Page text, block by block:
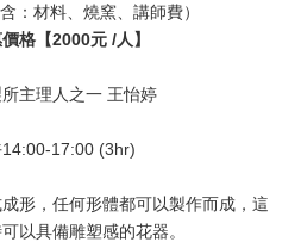
：材料、燒窯、講師費）
格【2000元 /人】
主理人之一 王怡婷
17:00 (3hr)
形，任何形體都可以製作而成，這
以具備雕塑感的花器。